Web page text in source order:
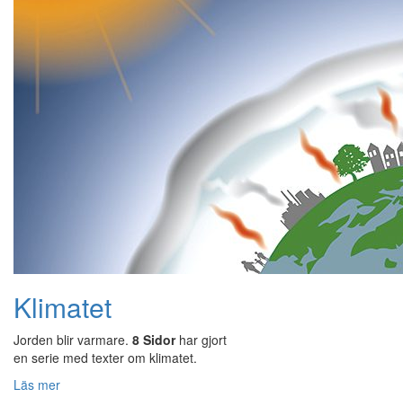
Klimatet
Jorden blir varmare. 8 Sidorhar gjort
en serie med texter om klimatet.
Läs mer